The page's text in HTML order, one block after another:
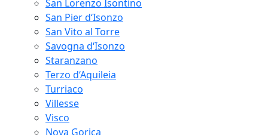
San Lorenzo Isontino
San Pier d‘Isonzo
San Vito al Torre
Savogna d‘Isonzo
Staranzano
Terzo d‘Aquileia
Turriaco
Villesse
Visco
Nova Gorica